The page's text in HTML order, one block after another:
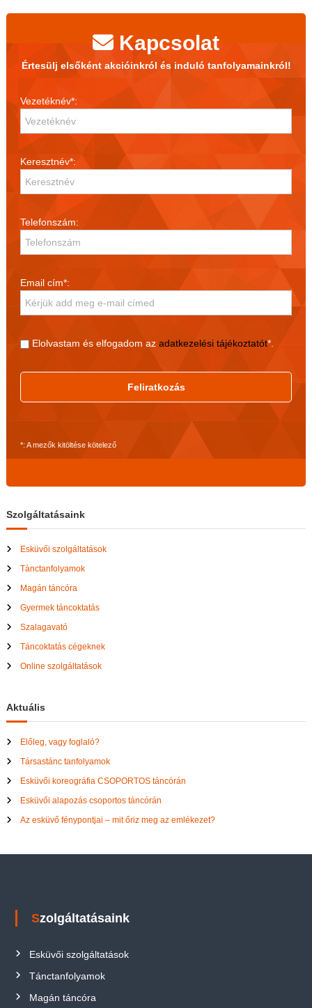
Kapcsolat
Értesülj elsőként akcióinkról és induló tanfolyamainkról!
Vezetéknév*:
Keresztnév*:
Telefonszám:
Email cím*:
Elolvastam és elfogadom az adatkezelési tájékoztatót*.
Feliratkozás
*: A mezők kitöltése kötelező
Szolgáltatásaink
Esküvői szolgáltatások
Tánctanfolyamok
Magán táncóra
Gyermek táncoktatás
Szalagavató
Táncoktatás cégeknek
Online szolgáltatások
Aktuális
Előleg, vagy foglaló?
Társastánc tanfolyamok
Esküvői koreográfia CSOPORTOS táncórán
Esküvői alapozás csoportos táncórán
Az esküvő fénypontjai – mit őriz meg az emlékezet?
Szolgáltatásaink
Esküvői szolgáltatások
Tánctanfolyamok
Magán táncóra